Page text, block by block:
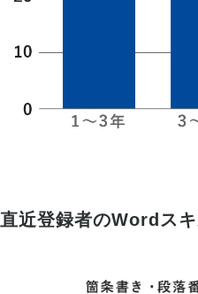
直近登録者のWordス